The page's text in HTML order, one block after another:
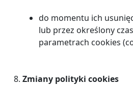
do momentu ich
lub przez określony
parametrach cookies
Zmiany polityki cookies